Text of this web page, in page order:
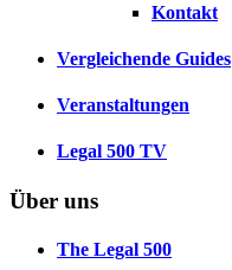
Kontakt
Vergleichende Guides
Veranstaltungen
Legal 500 TV
Über uns
The Legal 500